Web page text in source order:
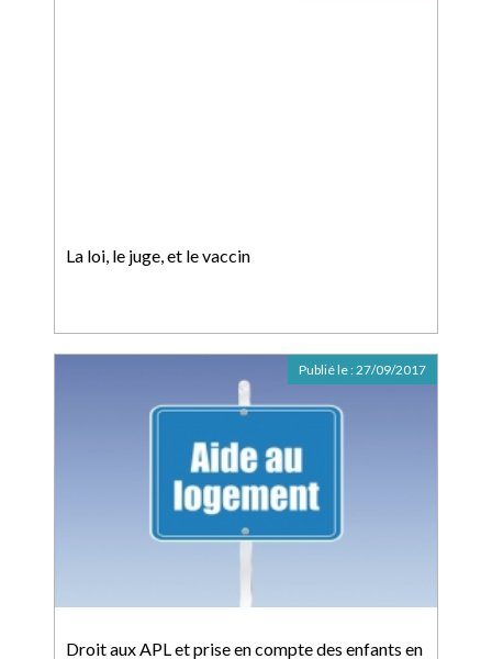
La loi, le juge, et le vaccin
Droit aux APL et prise en compte des enfants en
Publié le :27/09/2017